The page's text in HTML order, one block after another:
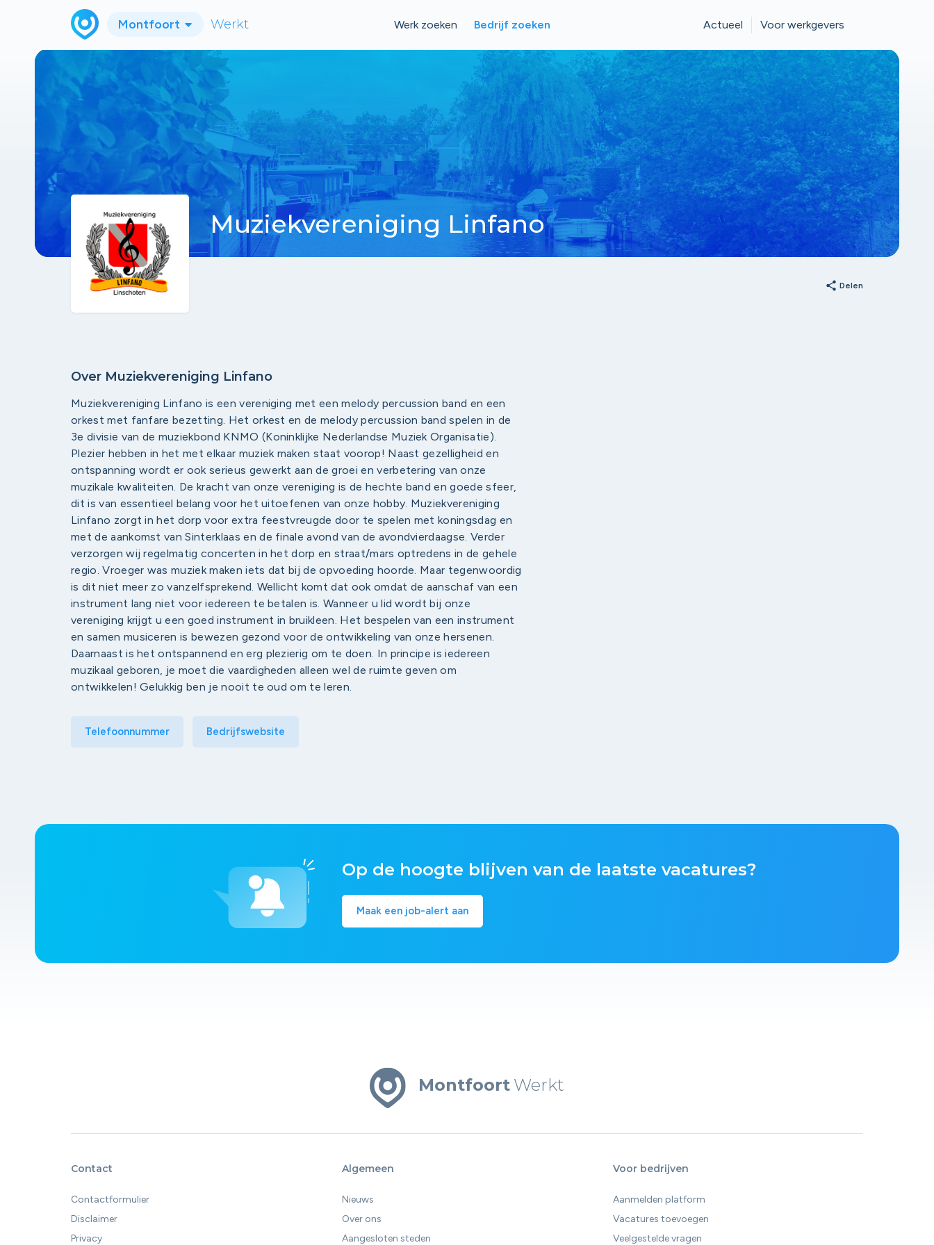
Montfoort Werkt Werk zoeken Bedrijf zoeken Actueel Voor werkgevers
Muziekvereniging Linfano
share Delen
Over Muziekvereniging Linfano
Muziekvereniging Linfano is een vereniging met een melody percussion band en een
orkest met fanfare bezetting. Het orkest en de melody percussion band spelen in de
3e divisie van de muziekbond KNMO (Koninklijke Nederlandse Muziek Organisatie).
Plezier hebben in het met elkaar muziek maken staat voorop! Naast gezelligheid en
ontspanning wordt er ook serieus gewerkt aan de groei en verbetering van onze
muzikale kwaliteiten. De kracht van onze vereniging is de hechte band en goede sfeer,
dit is van essentieel belang voor het uitoefenen van onze hobby. Muziekvereniging
Linfano zorgt in het dorp voor extra feestvreugde door te spelen met koningsdag en
met de aankomst van Sinterklaas en de finale avond van de avondvierdaagse. Verder
verzorgen wij regelmatig concerten in het dorp en straat/mars optredens in de gehele
regio. Vroeger was muziek maken iets dat bij de opvoeding hoorde. Maar tegenwoordig
is dit niet meer zo vanzelfsprekend. Wellicht komt dat ook omdat de aanschaf van een
instrument lang niet voor iedereen te betalen is. Wanneer u lid wordt bij onze
vereniging krijgt u een goed instrument in bruikleen. Het bespelen van een instrument
en samen musiceren is bewezen gezond voor de ontwikkeling van onze hersenen.
Daarnaast is het ontspannend en erg plezierig om te doen. In principe is iedereen
muzikaal geboren, je moet die vaardigheden alleen wel de ruimte geven om
ontwikkelen! Gelukkig ben je nooit te oud om te leren.
Telefoonnummer Bedrijfswebsite
Op de hoogte blijven van de laatste vacatures?
Maak een job-alert aan
Montfoort Werkt
Contact
Contactformulier
Disclaimer
Privacy
Algemeen
Nieuws
Over ons
Aangesloten steden
Voor bedrijven
Aanmelden platform
Vacatures toevoegen
Veelgestelde vragen